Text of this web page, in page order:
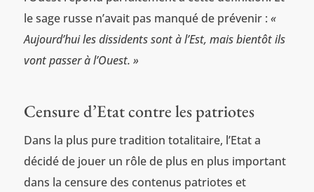
le sage russe n’avait pas manqué de prévenir : «
Aujourd’hui les dissidents sont à l’Est, mais bientôt ils
vont passer à l’Ouest. »
Censure d’Etat contre les patriotes
Dans la plus pure tradition totalitaire, l’Etat a
décidé de jouer un rôle de plus en plus important
dans la censure des contenus patriotes et